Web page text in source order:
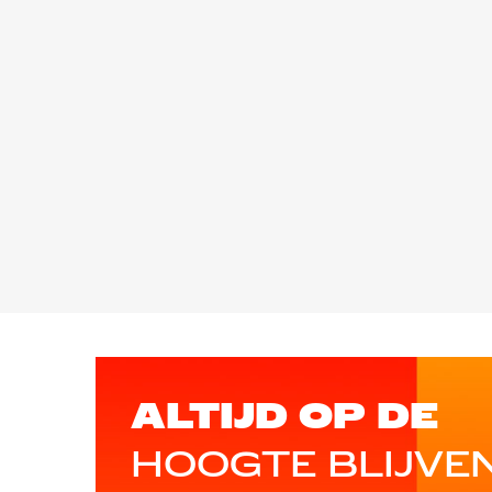
ALTIJD OP DE
HOOGTE